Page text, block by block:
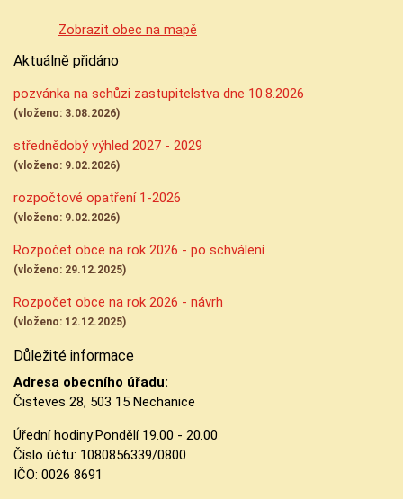
Zobrazit obec na mapě
Aktuálně přidáno
pozvánka na schůzi zastupitelstva dne 10.8.2026
(vloženo: 3.08.2026)
střednědobý výhled 2027 - 2029
(vloženo: 9.02.2026)
rozpočtové opatření 1-2026
(vloženo: 9.02.2026)
Rozpočet obce na rok 2026 - po schválení
(vloženo: 29.12.2025)
Rozpočet obce na rok 2026 - návrh
(vloženo: 12.12.2025)
Důležité informace
Adresa obecního úřadu:
Čisteves 28, 503 15 Nechanice
Úřední hodiny:Pondělí 19.00 - 20.00
Číslo účtu: 1080856339/0800
IČO: 0026 8691